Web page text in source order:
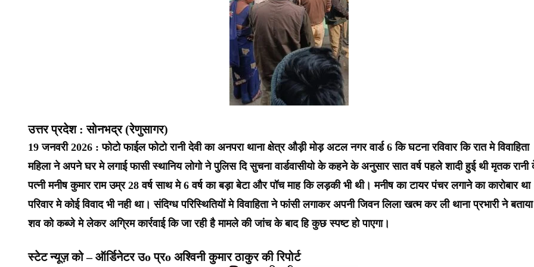
उत्तर प्रदेश : सोनभद्र (रेणुसागर)
19 जनवरी 2026 : फोटो फाईल फोटो रानी देवी का अनपरा थाना क्षेत्र औड़ी मोड़ अटल नगर वार्ड 6 कि घटना रविवार कि रात मे विवाहिता
महिला ने अपने घर मे लगाई फासी स्थानिय लोगो ने पुलिस दि सुचना वार्डवासीयो के कहने के अनुसार सात वर्ष पहले शादी हुई थी मृतक रानी
पत्नी मनीष कुमार राम उम्र 28 वर्ष साथ मे 6 वर्ष का बड़ा बेटा और पॉच माह कि लड़की भी थी। मनीष का टायर पंचर लगाने का कारोबार
परिवार मे कोई विवाद भी नही था। संदिग्ध परिस्थितियों मे विवाहिता ने फांसी लगाकर अपनी जिवन लिला खत्म कर ली थाना प्रभारी ने
शव को कब्जे मे लेकर अग्रिम कार्रवाई कि जा रही है मामले की जांच के बाद हि कुछ स्पष्ट हो पाएगा।
स्टेट न्यूज़ को – ऑर्डिनेटर उo प्रo अश्विनी कुमार ठाकुर की रिपोर्ट